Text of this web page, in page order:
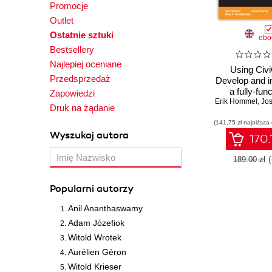
Promocje
Outlet
Ostatnie sztuki
Bestsellery
Najlepiej oceniane
Przedsprzedaż
Zapowiedzi
Druk na żądanie
Wyszukaj autora
Popularni autorzy
Anil Ananthaswamy
Adam Józefiok
Witold Wrotek
Aurélien Géron
Witold Krieser
Using
Develop and
a fully-
systematic
Erik Hommel ,
(141,75 zł
189.00 zł